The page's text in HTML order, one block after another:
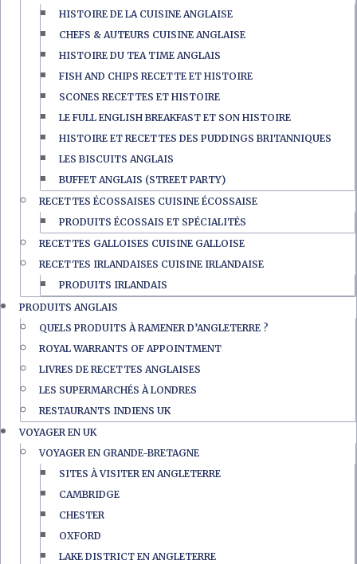
HISTOIRE DE LA CUISINE ANGLAISE
CHEFS & AUTEURS CUISINE ANGLAISE
HISTOIRE DU TEA TIME ANGLAIS
FISH AND CHIPS RECETTE ET HISTOIRE
SCONES RECETTES ET HISTOIRE
LE FULL ENGLISH BREAKFAST ET SON HISTOIRE
HISTOIRE ET RECETTES DES PUDDINGS BRITANNIQUES
LES BISCUITS ANGLAIS
BUFFET ANGLAIS (STREET PARTY)
RECETTES ÉCOSSAISES CUISINE ÉCOSSAISE
PRODUITS ÉCOSSAIS ET SPÉCIALITÉS
RECETTES GALLOISES CUISINE GALLOISE
RECETTES IRLANDAISES CUISINE IRLANDAISE
PRODUITS IRLANDAIS
PRODUITS ANGLAIS
QUELS PRODUITS À RAMENER D’ANGLETERRE ?
ROYAL WARRANTS OF APPOINTMENT
LIVRES DE RECETTES ANGLAISES
LES SUPERMARCHÉS À LONDRES
RESTAURANTS INDIENS UK
VOYAGER EN UK
VOYAGER EN GRANDE-BRETAGNE
SITES À VISITER EN ANGLETERRE
CAMBRIDGE
CHESTER
OXFORD
LAKE DISTRICT EN ANGLETERRE